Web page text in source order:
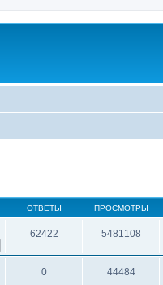
ОТВЕТЫ ПРОСМОТРЫ
62422 5481108
0 44484